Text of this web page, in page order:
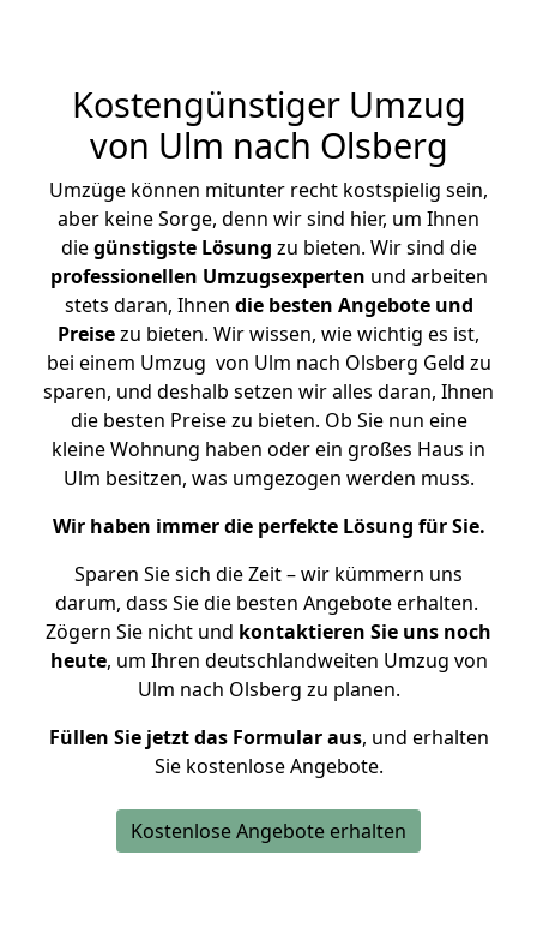
Kostengünstiger Umzug
von Ulm nach Olsberg
Umzüge können mitunter recht kostspielig sein,
aber keine Sorge, denn wir sind hier, um Ihnen
diegünstigste Lösung zu bieten. Wir sind die
professionellen Umzugsexperten und arbeiten
stets daran, Ihnen die besten Angebote und
Preisezu bieten. Wir wissen, wie wichtig es ist,
bei einem Umzug von Ulm nach Olsberg Geld zu
sparen, und deshalb setzen wir alles daran, Ihnen
die besten Preise zu bieten. Ob Sie nun eine
kleine Wohnung haben oder ein großes Haus in
Ulm besitzen, was umgezogen werden muss.
Wir haben immer die perfekte Lösung für Sie.
Sparen Sie sich die Zeit – wir kümmern uns
darum, dass Sie die besten Angebote erhalten.
Zögern Sie nicht und kontaktieren Sie uns noch
heute, um Ihren deutschlandweiten Umzug von
Ulm nach Olsberg zu planen.
Füllen Sie jetzt das Formular aus, und erhalten
Sie kostenlose Angebote.
Kostenlose Angebote erhalten